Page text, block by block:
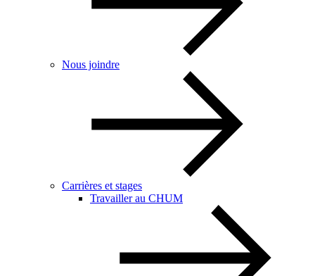
Nous joindre
Carrières et stages
Travailler au CHUM